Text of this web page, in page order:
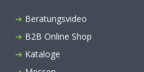
Beratungsvideo
B2B Online Shop
Kataloge